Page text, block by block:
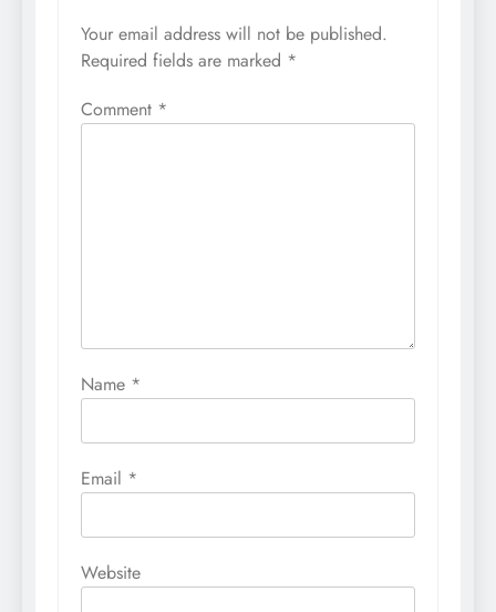
Your email address will not be published.
Required fields are marked *
Comment *
Name *
Email *
Website